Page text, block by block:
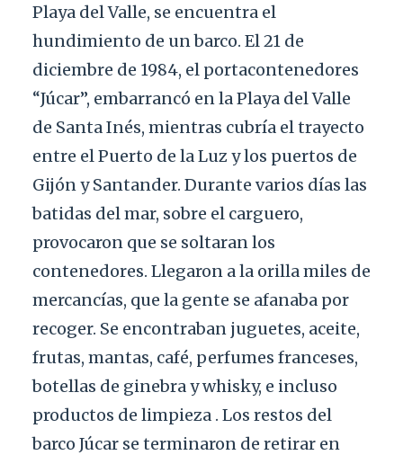
Playa del Valle, se encuentra el
hundimiento de un barco. El 21 de
diciembre de 1984, el portacontenedores
“Júcar”, embarrancó en la Playa del Valle
de Santa Inés, mientras cubría el trayecto
entre el Puerto de la Luz y los puertos de
Gijón y Santander. Durante varios días las
batidas del mar, sobre el carguero,
provocaron que se soltaran los
contenedores. Llegaron a la orilla miles de
mercancías, que la gente se afanaba por
recoger. Se encontraban juguetes, aceite,
frutas, mantas, café, perfumes franceses,
botellas de ginebra y whisky, e incluso
productos de limpieza . Los restos del
barco Júcar se terminaron de retirar en